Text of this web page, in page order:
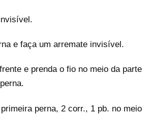
e faça um arremate invisível.
e prenda o fio no meio da parte
perna, 2 corr., 1 pb. no meio